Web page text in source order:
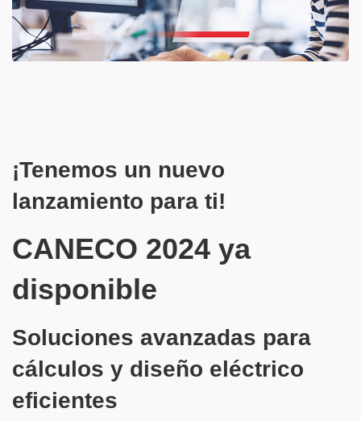
¡Tenemos un nuevo
lanzamiento para ti!
CANECO 2024 ya
disponible
Soluciones avanzadas para
cálculos y diseño eléctrico
eficientes